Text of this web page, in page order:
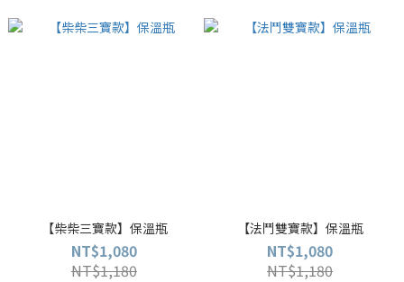
【柴柴三寶款】保溫瓶
NT$1,080
NT$1,180
【法鬥雙寶款】保溫瓶
NT$1,080
NT$1,180